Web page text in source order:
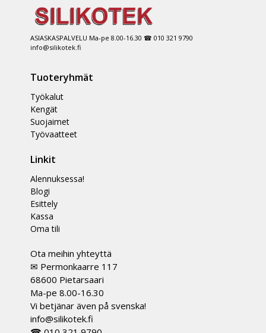
ASIASKASPALVELU Ma-pe 8.00-16.30 ☎ 010 321 9790
info@silikotek.fi
Tuoteryhmät
Työkalut
Kengät
Suojaimet
Työvaatteet
Linkit
Alennuksessa!
Blogi
Esittely
Kassa
Oma tili
Ota meihin yhteyttä
✉ Permonkaarre 117
68600 Pietarsaari
Ma-pe 8.00-16.30
Vi betjänar även på svenska!
info@silikotek.fi